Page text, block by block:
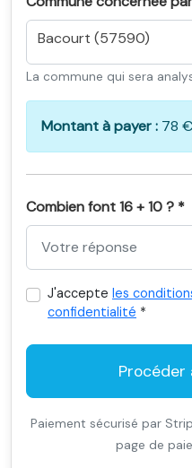
Bacourt (57590)
La commune qui sera
Montant à payer : 78
Combien font 16 + 10 ? *
J'accepte les
confidentialité *
Procéder
Paiement sécurisé par
page de